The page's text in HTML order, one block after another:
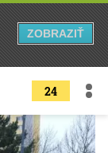
24
ZOBRAZIŤ